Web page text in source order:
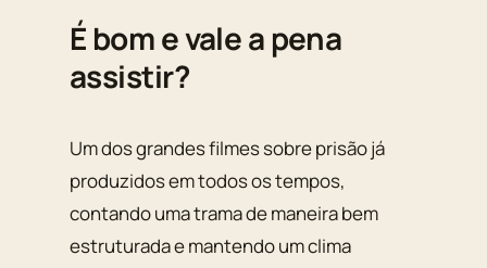
É bom e vale a pena
assistir?
Um dos grandes filmes sobre prisão já
produzidos em todos os tempos,
contando uma trama de maneira bem
estruturada e mantendo um clima